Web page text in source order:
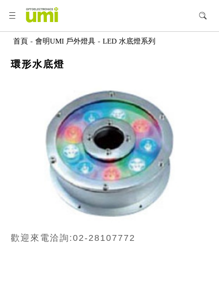
首頁 - 會明UMI 戶外燈具 - LED 水底燈系列
環形水底燈
歡迎來電洽詢:02-28107772